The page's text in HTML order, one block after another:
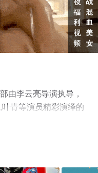
由李云亮导演执导，
青等演员精彩演绎的
（1-15全集），手机
视猫或剧情网等平台